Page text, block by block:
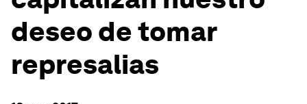
deseo de tomar
represalias